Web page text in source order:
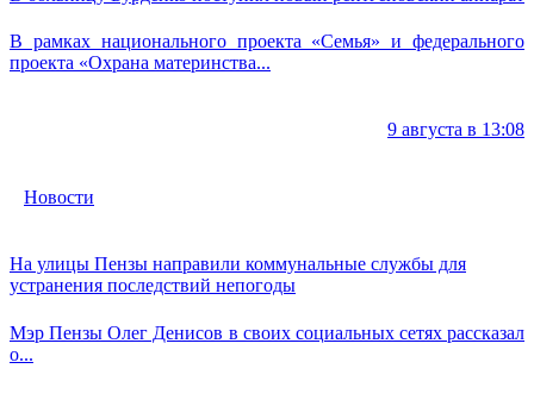
В рамках национального проекта «Семья» и федерального
проекта «Охрана материнства...
9 августа в 13:08
Новости
На улицы Пензы направили коммунальные службы для
устранения последствий непогоды
Мэр Пензы Олег Денисов в своих социальных сетях рассказал
о...